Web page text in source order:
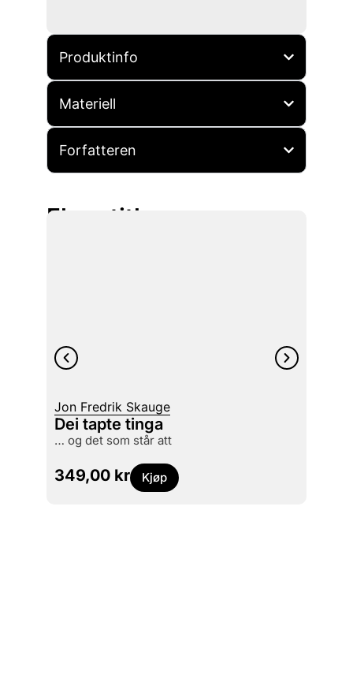
Produktinfo
Materiell
Forfatteren
Flere titler
Jon Fredrik Skauge
Dei tapte tinga
… og det som står att
349,00 kr Kjøp